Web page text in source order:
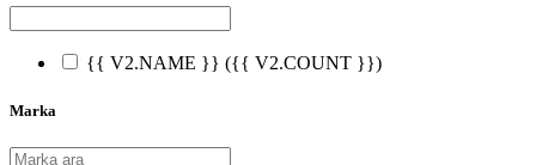
{{ V2.NAME }} ({{ V2.COUNT }})
Marka